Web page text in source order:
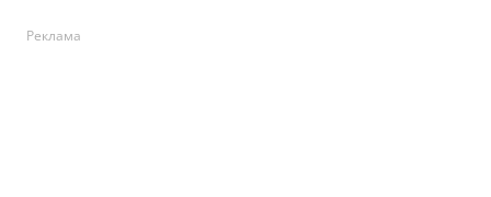
Реклама